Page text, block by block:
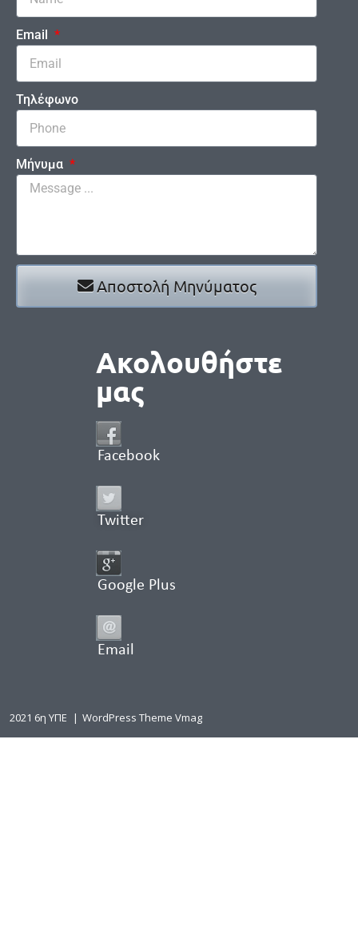
Email
Τηλέφωνο
Μήνυμα
Αποστολή Μηνύματος
Ακολουθήστε
μας
Facebook
Twitter
Google Plus
Email
2021 6η ΥΠΕ | WordPress Theme Vmag